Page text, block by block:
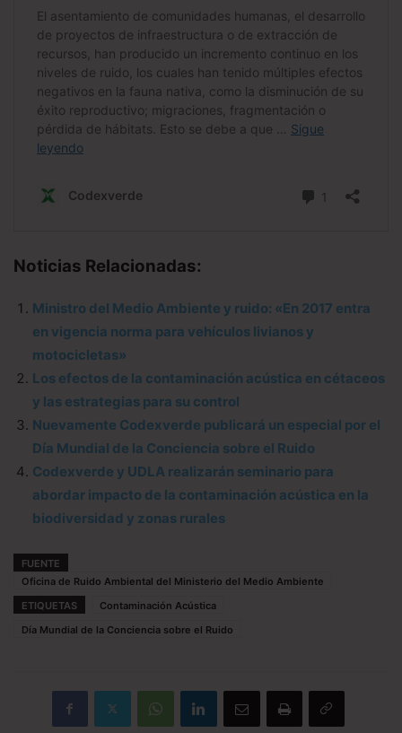
Noticias Relacionadas:
Ministro del Medio Ambiente y ruido: «En 2017 entra
en vigencia norma para vehículos livianos y
motocicletas»
Los efectos de la contaminación acústica en cétaceos
y las estrategias para su control
Nuevamente Codexverde publicará un especial por el
Día Mundial de la Conciencia sobre el Ruido
Codexverde y UDLA realizarán seminario para
abordar impacto de la contaminación acústica en la
biodiversidad y zonas rurales
FUENTE
Oficina de Ruido Ambiental del Ministerio del Medio Ambiente
ETIQUETAS
Contaminación Acústica
Día Mundial de la Conciencia sobre el Ruido